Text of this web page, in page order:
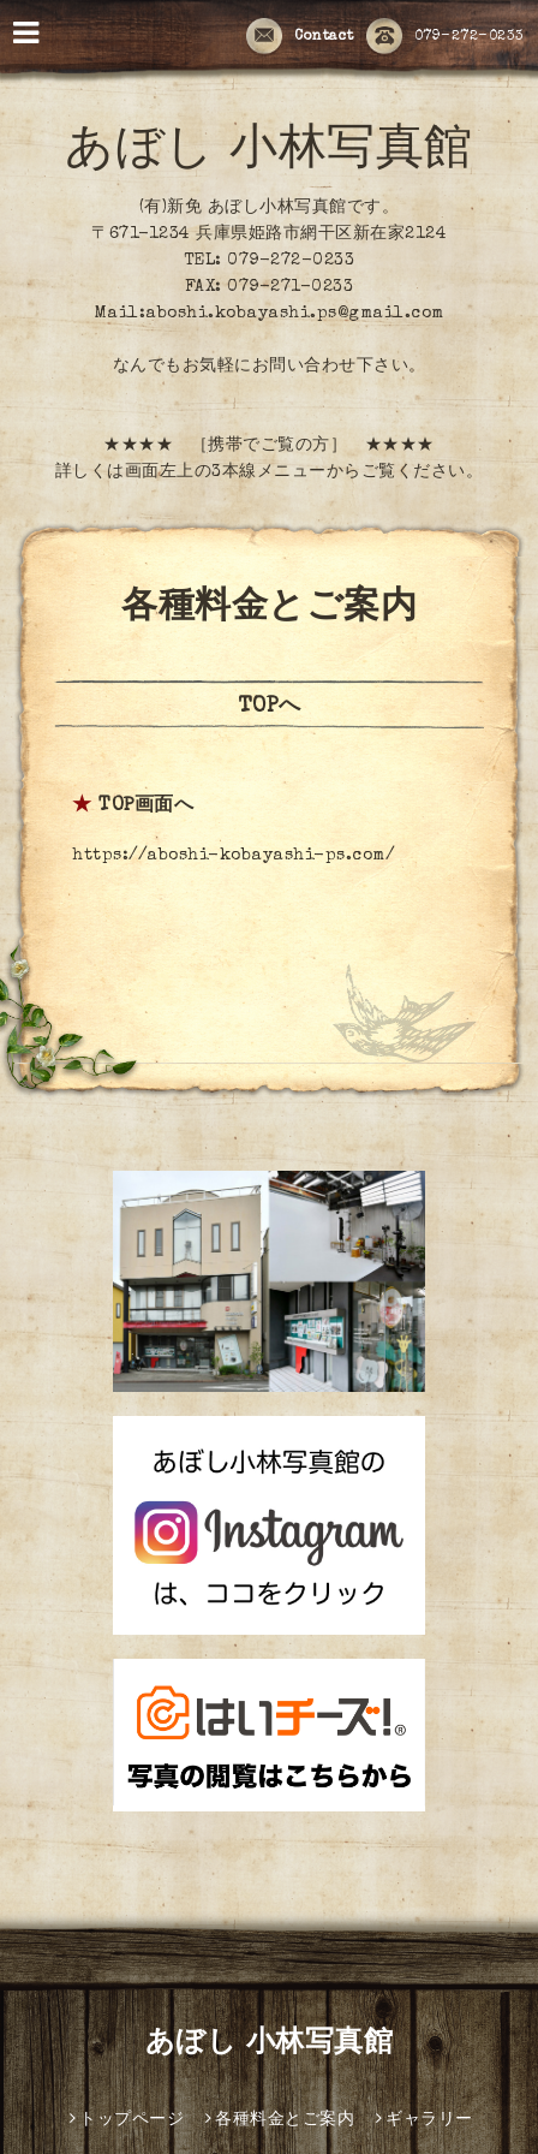
079-272-0233
Contact
あぼし 小林写真館
(有)新免 あぼし小林写真館です。
〒671-1234 兵庫県姫路市網干区新在家2124
TEL: 079-272-0233
FAX: 079-271-0233
Mail:aboshi.kobayashi.ps@gmail.com
なんでもお気軽にお問い合わせ下さい。
★★★★ ［携帯でご覧の方］ ★★★★
詳しくは画面左上の3本線メニューからご覧ください。
各種料金とご案内
TOPへ
★ TOP画面へ
https://aboshi-kobayashi-ps.com/
あぼし 小林写真館
トップページ 各種料金とご案内 ギャラリー